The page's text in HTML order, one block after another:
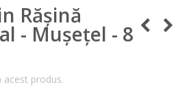
Rășină
- Mușețel - 8
acest produs.